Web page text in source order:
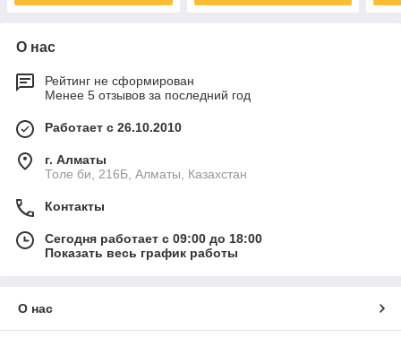
О нас
Рейтинг не сформирован
Менее 5 отзывов за последний год
Работает с 26.10.2010
г. Алматы
Толе би, 216Б, Алматы, Казахстан
Контакты
Сегодня работает с 09:00 до 18:00
Показать весь график работы
О нас